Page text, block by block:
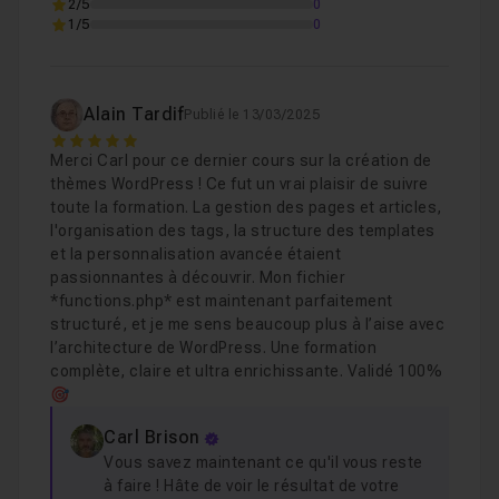
Chapitre 5 : Conclusion de cette formation
2/5
0
1/5
0
Alain TardifPublié le 13/03/2025
5
Merci Carl pour ce dernier cours sur la création de
thèmes WordPress ! Ce fut un vrai plaisir de suivre
toute la formation. La gestion des pages et articles,
l'organisation des tags, la structure des templates
et la personnalisation avancée étaient
passionnantes à découvrir. Mon fichier
*functions.php* est maintenant parfaitement
structuré, et je me sens beaucoup plus à l’aise avec
l’architecture de WordPress. Une formation
complète, claire et ultra enrichissante. Validé 100%
🎯
Carl Brison
Vous savez maintenant ce qu'il vous reste
à faire ! Hâte de voir le résultat de votre